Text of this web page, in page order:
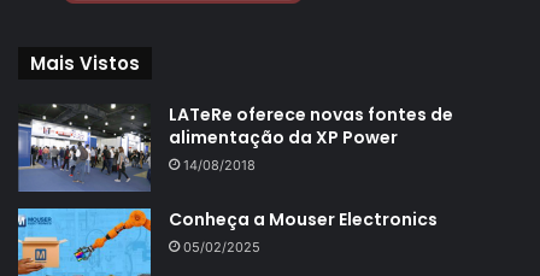
Mais Vistos
LATeRe oferece novas fontes de
alimentação da XP Power
14/08/2018
Conheça a Mouser Electronics
05/02/2025